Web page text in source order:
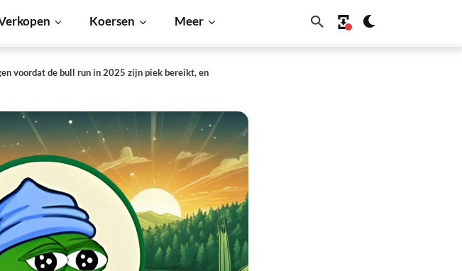
Koersen Meer
voordat de bull run in 2025 zijn piek bereikt, en